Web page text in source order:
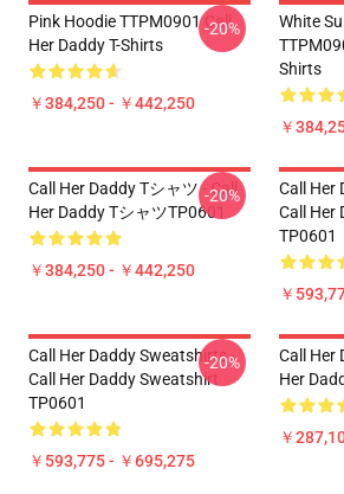
Pink Hoodie TTPM0901 Call
Her Daddy T-Shirts
￥384,250 - ￥442,250
-20%
White
Shirts
￥
Call Her Daddy Tシャツ - Call
Her Daddy TシャツTP0601
￥384,250 - ￥442,250
-20%
Call Her
Call Her
TP0601
￥
Call Her Daddy Sweatshirts -
Call Her Daddy Sweatshirt
TP0601
￥593,775 - ￥695,275
-20%
Call Her
Her
￥